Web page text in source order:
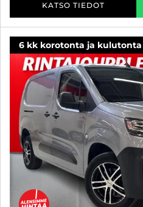
KATSO TIEDOT
6 kk korotonta ja kulutonta